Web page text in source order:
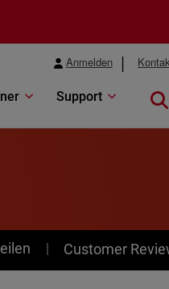
Anmelden
Support
Customer